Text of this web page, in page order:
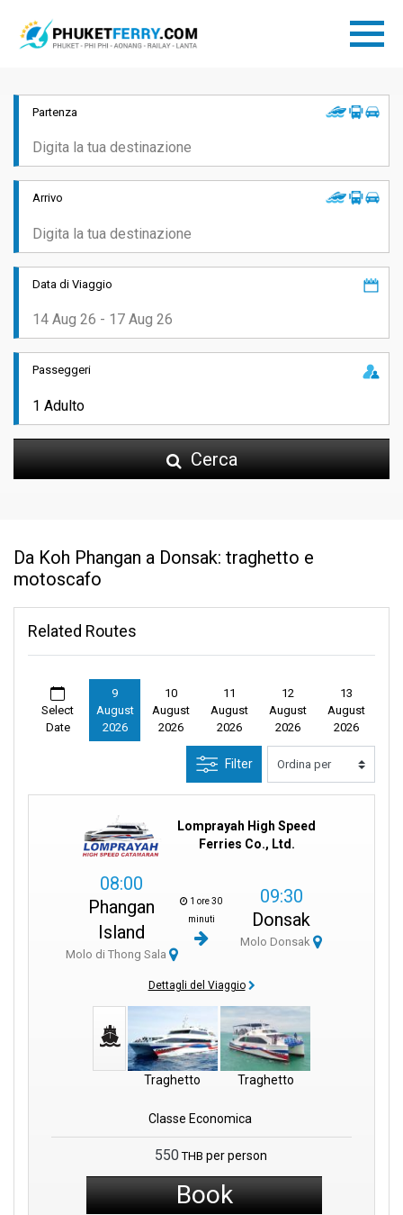
Partenza
Arrivo
Data di Viaggio
Passeggeri
Cerca
Da Koh Phangan a Donsak: traghetto e
motoscafo
Related Routes
Select
Date
9
August
2026
10
August
2026
11
August
2026
12
August
2026
13
August
2026
Filter
Lomprayah High Speed
Ferries Co., Ltd.
08:00
Phangan
Island
Molo di Thong Sala
1 ore 30
minuti
09:30
Donsak
Molo Donsak
Dettagli del Viaggio
Traghetto Traghetto
Classe Economica
550 THB per person
Book